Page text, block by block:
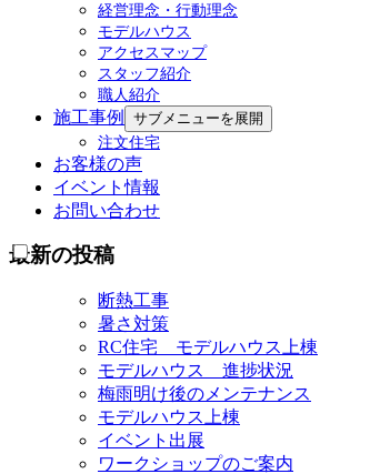
経営理念・行動理念
モデルハウス
アクセスマップ
スタッフ紹介
職人紹介
施工事例
サブメニューを展開
注文住宅
お客様の声
イベント情報
お問い合わせ
最新の投稿
断熱工事
暑さ対策
RC住宅 モデルハウス上棟
モデルハウス 進捗状況
梅雨明け後のメンテナンス
モデルハウス上棟
イベント出展
ワークショップのご案内